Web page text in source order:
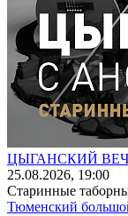
ЦЫГАНСКИЙ
25.08.2026, 19:00
Старинные
Тюменский